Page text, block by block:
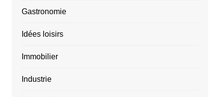
Gastronomie
Idées loisirs
Immobilier
Industrie